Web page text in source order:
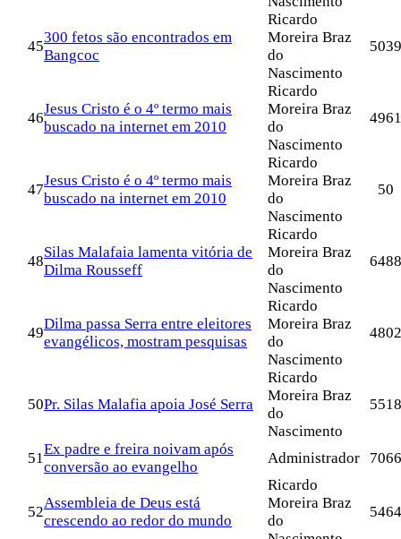
45
300 fetos são encontrados em
Bangcoc
Ricardo
Moreira Braz
do
Nascimento
5039
46
Jesus Cristo é o 4º termo mais
buscado na internet em 2010
Ricardo
Moreira Braz
do
Nascimento
4961
47
Jesus Cristo é o 4º termo mais
buscado na internet em 2010
Ricardo
Moreira Braz
do
Nascimento
50
48
Silas Malafaia lamenta vitória de
Dilma Rousseff
Ricardo
Moreira Braz
do
Nascimento
6488
49
Dilma passa Serra entre eleitores
evangélicos, mostram pesquisas
Ricardo
Moreira Braz
do
Nascimento
4802
50Pr. Silas Malafia apoia José Serra
Ricardo
Moreira Braz
do
Nascimento
5518
51
Ex padre e freira noivam após
conversão ao evangelho
Administrador 7066
52
Assembleia de Deus está
crescendo ao redor do mundo
Ricardo
Moreira Braz
do
5464